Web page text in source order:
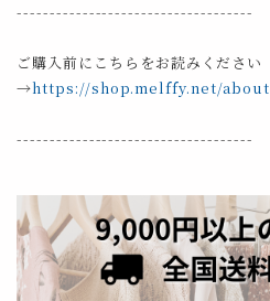
------------------------------------
ご購入前にこちらをお読みください
→https://shop.melffy.net/about
------------------------------------